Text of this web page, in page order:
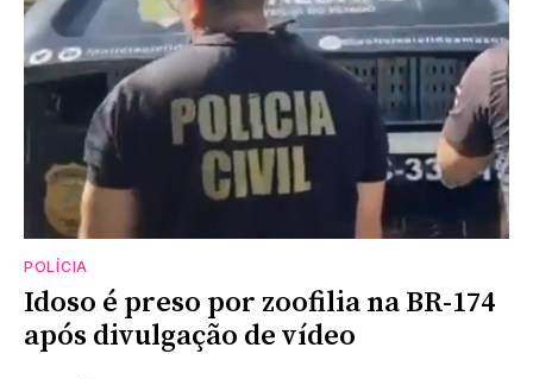
POLÍCIA
Idoso é preso por zoofilia na BR-174
após divulgação de vídeo